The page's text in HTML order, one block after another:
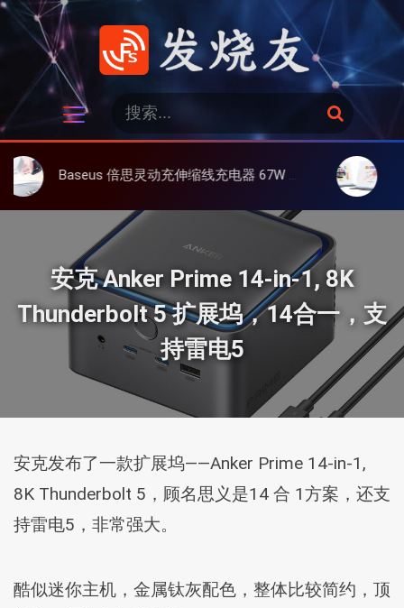
跳
发烧友
：
搜
索
Baseus 倍思灵动充伸缩线充电器 67W 3C，超耐用可伸缩线、氮化镓、3C多设备同时充 大上 Paperlike
安克 Anker Prime 14-in-1, 8K
Thunderbolt 5 扩展坞，14合一，支
持雷电5
安克发布了一款扩展坞——Anker Prime 14-in-1,
8K Thunderbolt 5，顾名思义是14 合 1方案，还支
持雷电5，非常强大。
酷似迷你主机，金属钛灰配色，整体比较简约，顶